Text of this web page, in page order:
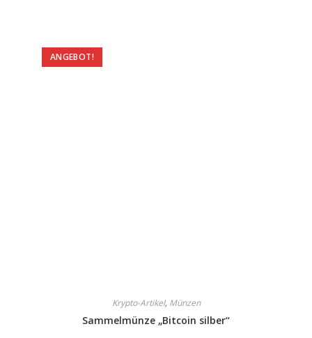
ANGEBOT!
Krypto-Artikel, Münzen
Sammelmünze „Bitcoin silber“